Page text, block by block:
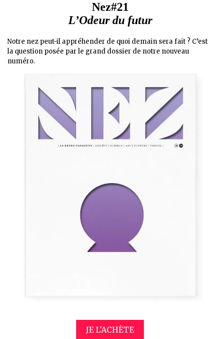
Nez#21
L’Odeur du futur
Notre nez peut-il appréhender de quoi demain sera fait ? C’est
la question posée par le grand dossier de notre nouveau
numéro.
JE L'ACHÈTE